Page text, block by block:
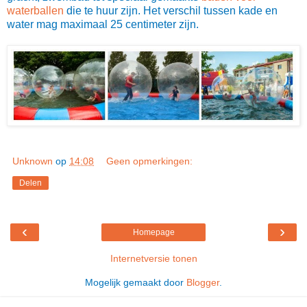
waterballen die te huur zijn. Het verschil tussen kade en
water mag maximaal 25 centimeter zijn.
Unknown op 14:08 Geen opmerkingen:
Delen
‹ ›
Homepage
Internetversie tonen
Mogelijk gemaakt door Blogger.